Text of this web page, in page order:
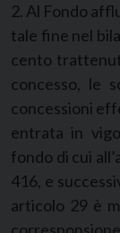
2. Al Fondo
tale fine nel
cento
concesso, le
concessioni
entrata in
fondo di cui
416, e
articolo 29 è